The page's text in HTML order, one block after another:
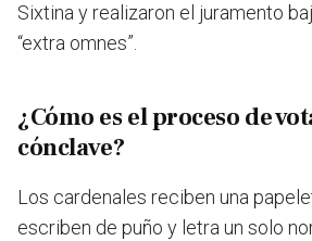
Sixtina y realizaron el juramento
“extra omnes”.
¿Cómo es el proceso de
cónclave?
Los cardenales reciben una
escriben de puño y letra un solo